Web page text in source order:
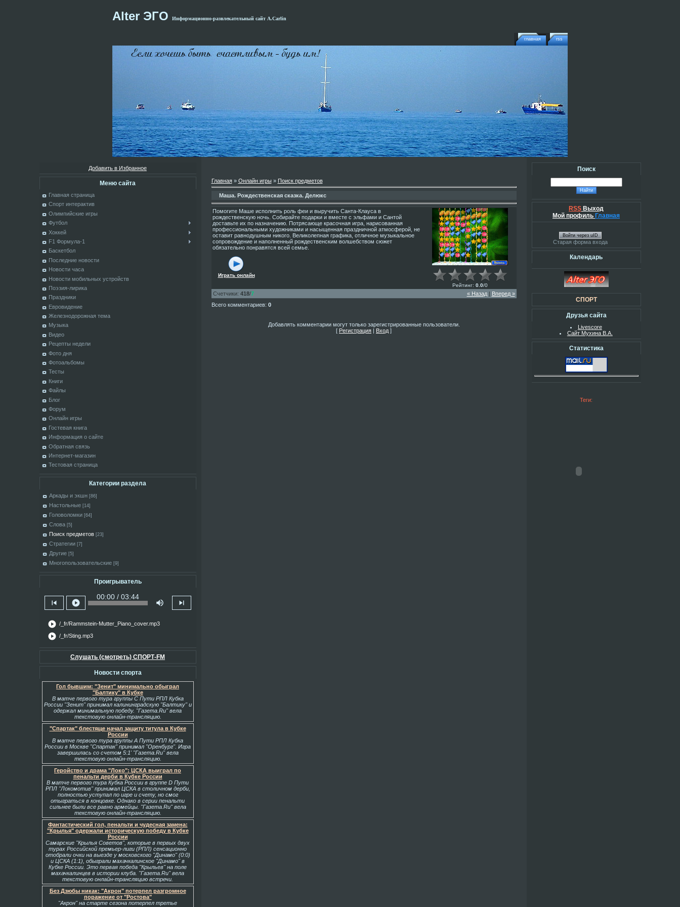
Alter ЭГО Информационно-развлекательный сайт А.Carlin
rss
главная
Добавить в Избранное
Меню сайта
Главная страница
Спорт интерактив
Олимпийские игры
Футбол
Хоккей
F1 Формула-1
Баскетбол
Последние новости
Новости часа
Новости мобильных устройств
Поэзия-лирика
Праздники
Евровидение
Железнодорожная тема
Музыка
Видео
Рецепты недели
Фото дня
Фотоальбомы
Тесты
Книги
Файлы
Блог
Форум
Онлайн игры
Гостевая книга
Информация о сайте
Обратная связь
Интернет-магазин
Тестовая страница
Категории раздела
Аркады и экшн [86]
Настольные [14]
Головоломки [64]
Слова [5]
Поиск предметов [23]
Стратегии [7]
Другие [5]
Многопользовательские [9]
Проигрыватель
skip_previous play_circle
00:00 / 03:44
volume_up skip_next
play_circle /_fr/Rammstein-Mutter_Piano_cover.mp3
play_circle /_fr/Sting.mp3
Слушать (смотреть) СПОРТ-FM
Новости спорта
Гол бывшим: "Зенит" минимально обыграл
"Балтику" в Кубке
В матче первого тура группы С Пути РПЛ Кубка
России "Зенит" принимал калининградскую "Балтику" и
одержал минимальную победу. "Газета.Ru" вела
текстовую онлайн-трансляцию.
"Спартак" блестяще начал защиту титула в Кубке
России
В матче первого тура группы А Пути РПЛ Кубка
России в Москве "Спартак" принимал "Оренбург". Игра
завершилась со счетом 5:1' "Газета.Ru" вела
текстовую онлайн-трансляцию.
Геройство и драма "Локо": ЦСКА выиграл по
пенальти дерби в Кубке России
В матче первого тура Кубка России в группе D Пути
РПЛ "Локомотив" принимал ЦСКА в столичном дерби,
полностью уступал по игре и счету, но смог
отыграться в концовке. Однако в серии пенальти
сильнее были все равно армейцы. "Газета.Ru" вела
текстовую онлайн-трансляцию.
Фантастический гол, пенальти и чудесная замена:
"Крылья" одержали историческую победу в Кубке
России
Самарские "Крылья Советов", которые в первых двух
турах Российской премьер-лиги (РПЛ) сенсационно
отобрали очки на выезде у московского "Динамо" (0:0)
и ЦСКА (1:1), обыграли махачкалинское "Динамо" в
Кубке России. Это первая победа "Крыльев" на поле
махачкалинцев в истории клуба. "Газета.Ru" вела
текстовую онлайн-трансляцию встречи.
Без Дзюбы никак: "Акрон" потерпел разгромное
поражение от "Ростова"
"Акрон" на старте сезона потерпел третье
Главная» Онлайн игры» Поиск предметов
Маша. Рождественская сказка. Делюкс
Помогите Маше исполнить роль феи и выручить Санта-Клауса в
рождественскую ночь. Собирайте подарки и вместе с эльфами и Сантой
доставьте их по назначению. Потрясающе красочная игра, нарисованная
профессиональными художниками и насыщенная праздничной атмосферой, не
оставит равнодушным никого. Великолепная графика, отличное музыкальное
сопровождение и наполненный рождественским волшебством сюжет
обязательно понравятся всей семье.
Играть онлайн
Рейтинг: 0.0/0
« Назад| Вперед »
Счетчики: 418/7
Всего комментариев: 0
Добавлять комментарии могут только зарегистрированные пользователи.
[ Регистрация Вход ]
Поиск
RSS Выход
Мой профиль Главная
Войти через uID
Старая форма входа
Календарь
СПОРТ
Друзья сайта
Livescore
Сайт Мухина В.А.
Статистика
Теги: